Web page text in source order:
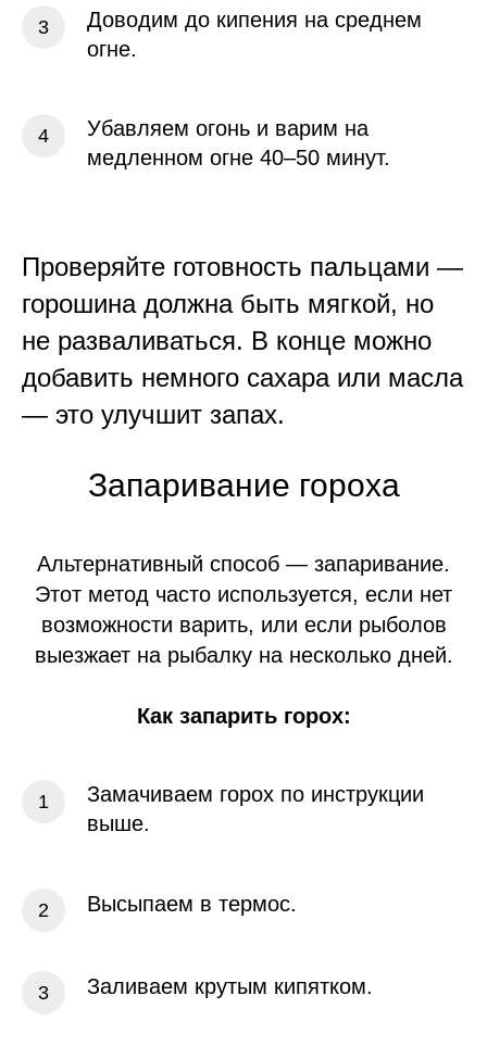
Доводим до кипения на среднем
огне.
Убавляем огонь и варим на
медленном огне 40–50 минут.
Проверяйте готовность пальцами —
горошина должна быть мягкой, но
не разваливаться. В конце можно
добавить немного сахара или масла
— это улучшит запах.
Запаривание гороха
Альтернативный способ — запаривание.
Этот метод часто используется, если нет
возможности варить, или если рыболов
выезжает на рыбалку на несколько дней.
Как запарить горох:
Замачиваем горох по инструкции
выше.
Высыпаем в термос.
Заливаем крутым кипятком.